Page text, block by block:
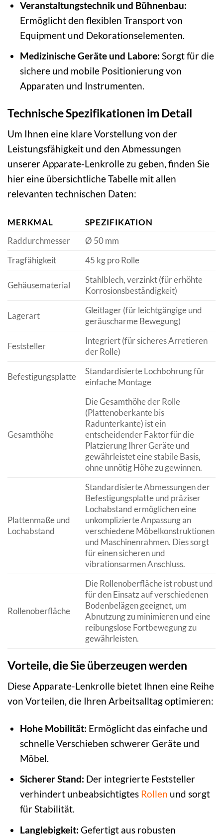
Veranstaltungstechnik und Bühnenbau:
Ermöglicht den flexiblen Transport von
Equipment und Dekorationselementen.
Medizinische Geräte und Labore: Sorgt für die
sichere und mobile Positionierung von
Apparaten und Instrumenten.
Technische Spezifikationen im Detail
Um Ihnen eine klare Vorstellung von der
Leistungsfähigkeit und den Abmessungen
unserer Apparate-Lenkrolle zu geben, finden Sie
hier eine übersichtliche Tabelle mit allen
relevanten technischen Daten:
MERKMAL
SPEZIFIKATION
Raddurchmesser
Ø 50 mm
Tragfähigkeit
45 kg pro Rolle
Gehäusematerial
Stahlblech, verzinkt (für erhöhte
Korrosionsbeständigkeit)
Lagerart
Gleitlager (für leichtgängige und
geräuscharme Bewegung)
Feststeller
Integriert (für sicheres Arretieren
der Rolle)
Befestigungsplatte
Standardisierte Lochbohrung für
einfache Montage
Gesamthöhe
Die Gesamthöhe der Rolle
(Plattenoberkante bis
Radunterkante) ist ein
entscheidender Faktor für die
Platzierung Ihrer Geräte und
gewährleistet eine stabile Basis,
ohne unnötig Höhe zu gewinnen.
Plattenmaße und
Lochabstand
Standardisierte Abmessungen der
Befestigungsplatte und präziser
Lochabstand ermöglichen eine
unkomplizierte Anpassung an
verschiedene Möbelkonstruktionen
und Maschinenrahmen. Dies sorgt
für einen sicheren und
vibrationsarmen Anschluss.
Rollenoberfläche
Die Rollenoberfläche ist robust und
für den Einsatz auf verschiedenen
Bodenbelägen geeignet, um
Abnutzung zu minimieren und eine
reibungslose Fortbewegung zu
gewährleisten.
Vorteile, die Sie überzeugen werden
Diese Apparate-Lenkrolle bietet Ihnen eine Reihe
von Vorteilen, die Ihren Arbeitsalltag optimieren:
Hohe Mobilität: Ermöglicht das einfache und
schnelle Verschieben schwerer Geräte und
Möbel.
Sicherer Stand: Der integrierte Feststeller
verhindert unbeabsichtigtes Rollen und sorgt
für Stabilität.
Langlebigkeit: Gefertigt aus robusten